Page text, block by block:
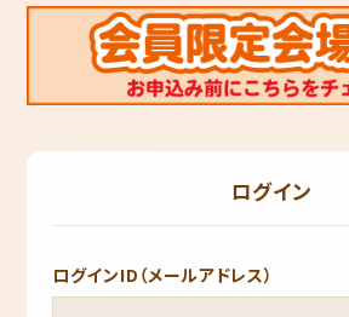
ログイン
ログインID（メールアドレス）